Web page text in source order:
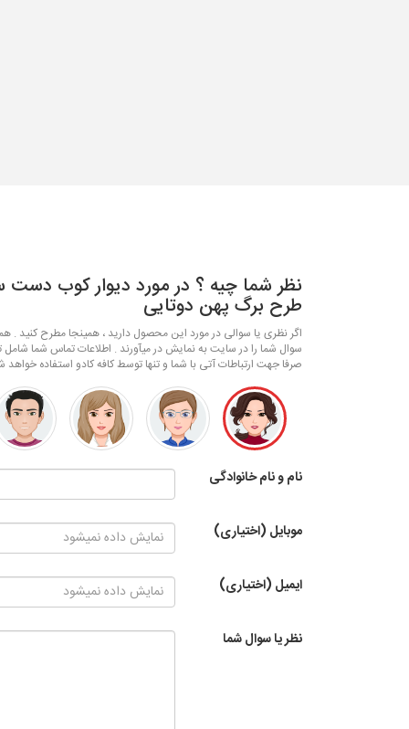
نظر شما چیه ؟ در مورد دیوار کوب دست
طرح برگ پهن دوتایی
اگر نظری یا سوالی در مورد این محصول دارید ، همینجا مطرح کنید .
سوال شما را در سایت به نمایش در میآورند . اطلاعات تماس شما
صرفا جهت ارتباطات آتی با شما و تنها توسط کافه کادو استفاده خواهد
نام و نام خانوادگی
موبایل (اختیاری)
ایمیل (اختیاری)
نظر یا سوال شما